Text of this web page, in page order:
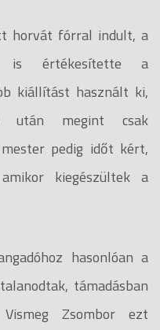
horvát fórral indult, a
is értékesítette a
kiállítást használt ki,
után megint csak
pedig időt kért,
kiegészültek a
hasonlóan a
támadásban
Zsombor ezt